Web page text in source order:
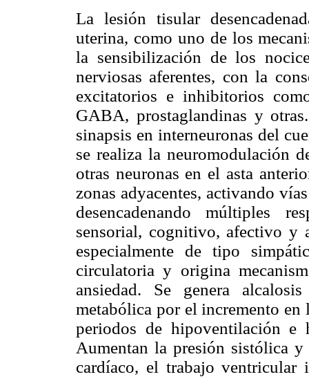
La lesión tisular
uterina, como uno de los
la sensibilización de los
nerviosas aferentes, con la
excitatorios e inhibitorios
GABA, prostaglandinas y
sinapsis en interneuronas del
se realiza la neuromodulación
otras neuronas en el asta
zonas adyacentes, activando
desencadenando múltiples
sensorial, cognitivo, afectivo y
especialmente de tipo
circulatoria y origina
ansiedad. Se genera
metabólica por el incremento
periodos de hipoventilación e
Aumentan la presión sistólica
cardíaco, el trabajo